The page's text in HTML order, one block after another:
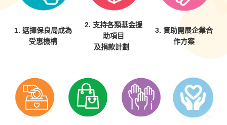
1. 選擇保良局成為
受惠機構
2. 支持各類基金援
助項目
及捐款計劃
3. 資助開展企業合
作方案